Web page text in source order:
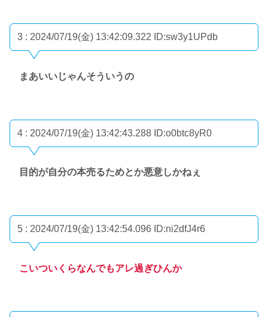
3 : 2024/07/19(金) 13:42:09.322 ID:sw3y1UPdb
まあいいじゃんそういうの
4 : 2024/07/19(金) 13:42:43.288 ID:o0btc8yR0
目的が自分の本売るためとか悪意しかねぇ
5 : 2024/07/19(金) 13:42:54.096 ID:ni2dfJ4r6
こいついくらなんでもアレ過ぎひんか